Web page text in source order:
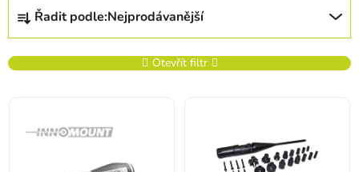
Řazení produktů
Řadit podle:Nejprodávanější
Otevřít filtr